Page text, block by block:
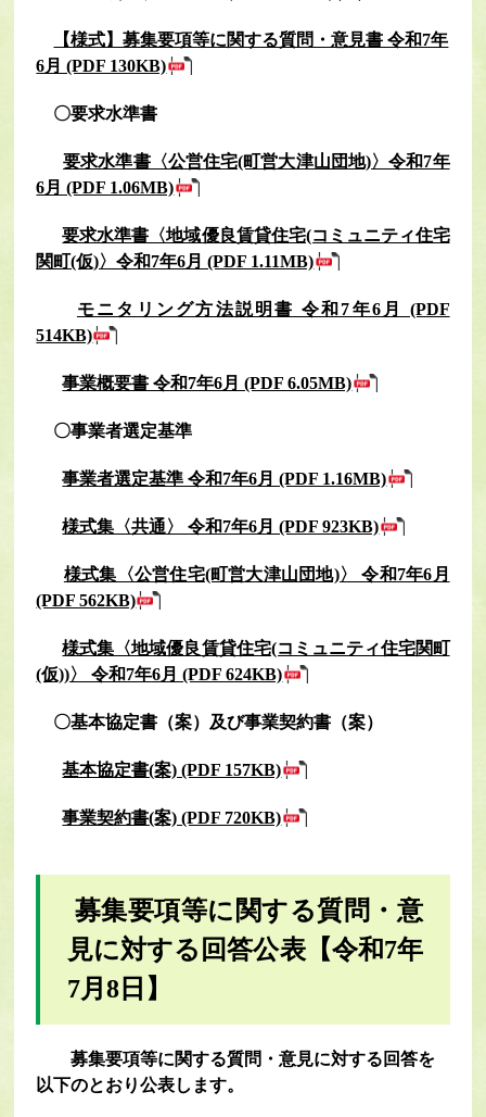
【様式】募集要項等に関する質問・意見書 令和7年
6月 (PDF 130KB)
〇要求水準書
要求水準書〈公営住宅(町営大津山団地)〉令和7年
6月 (PDF 1.06MB)
要求水準書〈地域優良賃貸住宅(コミュニティ住宅
関町(仮)〉令和7年6月 (PDF 1.11MB)
モニタリング方法説明書 令和7年6月 (PDF
514KB)
事業概要書 令和7年6月 (PDF 6.05MB)
〇事業者選定基準
事業者選定基準 令和7年6月 (PDF 1.16MB)
様式集〈共通〉 令和7年6月 (PDF 923KB)
様式集〈公営住宅(町営大津山団地)〉 令和7年6月
(PDF 562KB)
様式集〈地域優良賃貸住宅(コミュニティ住宅関町
(仮))〉 令和7年6月 (PDF 624KB)
〇基本協定書（案）及び事業契約書（案）
基本協定書(案) (PDF 157KB)
事業契約書(案) (PDF 720KB)
募集要項等に関する質問・意
見に対する回答公表【令和7年
7月8日】
募集要項等に関する質問・意見に対する回答を
以下のとおり公表します。